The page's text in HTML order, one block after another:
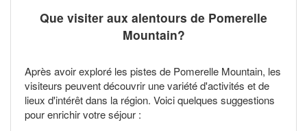
Que visiter aux alentours de Pomerelle
Mountain?
Après avoir exploré les pistes de Pomerelle Mountain, les
visiteurs peuvent découvrir une variété d'activités et de
lieux d'intérêt dans la région. Voici quelques suggestions
pour enrichir votre séjour :